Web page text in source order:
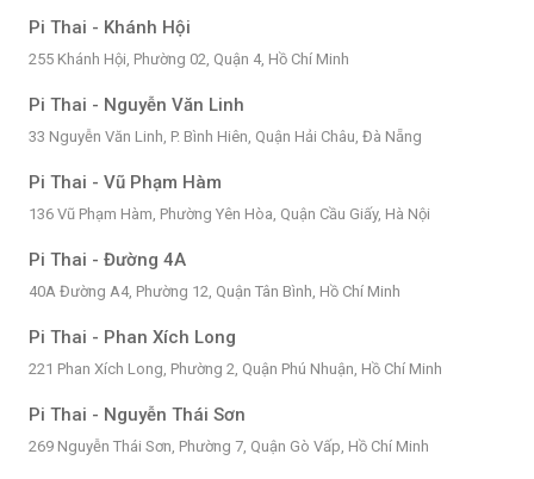
Pi Thai - Khánh Hội
255 Khánh Hội, Phường 02, Quận 4, Hồ Chí Minh
Pi Thai - Nguyễn Văn Linh
33 Nguyễn Văn Linh, P. Bình Hiên, Quận Hải Châu, Đà Nẵng
Pi Thai - Vũ Phạm Hàm
136 Vũ Phạm Hàm, Phường Yên Hòa, Quận Cầu Giấy, Hà Nội
Pi Thai - Đường 4A
40A Đường A4, Phường 12, Quận Tân Bình, Hồ Chí Minh
Pi Thai - Phan Xích Long
221 Phan Xích Long, Phường 2, Quận Phú Nhuận, Hồ Chí Minh
Pi Thai - Nguyễn Thái Sơn
269 Nguyễn Thái Sơn, Phường 7, Quận Gò Vấp, Hồ Chí Minh